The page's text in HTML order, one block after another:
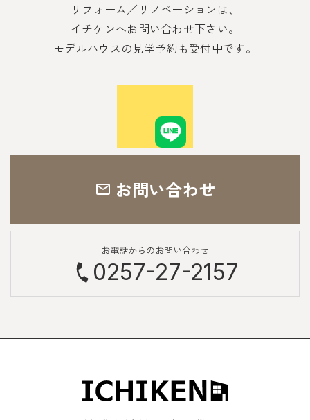
リフォーム／リノベーションは、
イチケンへお問い合わせ下さい。
モデルハウスの見学予約も受付中です。
お問い合わせ
お電話からのお問い合わせ
0257-27-2157